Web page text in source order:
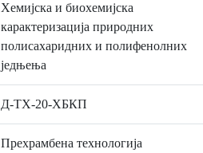
Хемијска и биохемијска
карактеризација природних
полисахаридних и полифенолних
једњења
Д-ТХ-20-ХБКП
Прехрамбена технологија